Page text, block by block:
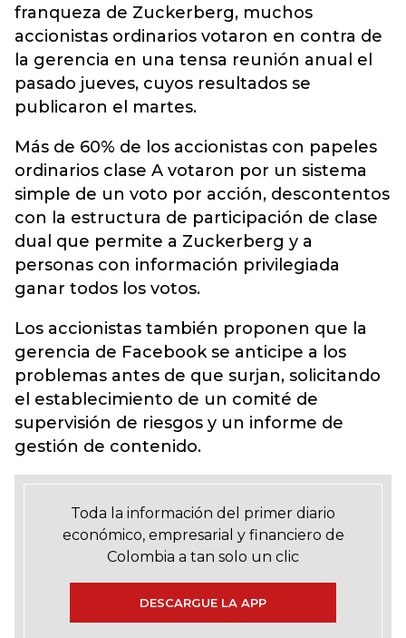
franqueza de Zuckerberg, muchos
accionistas ordinarios votaron en contra de
la gerencia en una tensa reunión anual el
pasado jueves, cuyos resultados se
publicaron el martes.
Más de 60% de los accionistas con papeles
ordinarios clase A votaron por un sistema
simple de un voto por acción, descontentos
con la estructura de participación de clase
dual que permite a Zuckerberg y a
personas con información privilegiada
ganar todos los votos.
Los accionistas también proponen que la
gerencia de Facebook se anticipe a los
problemas antes de que surjan, solicitando
el establecimiento de un comité de
supervisión de riesgos y un informe de
gestión de contenido.
Toda la información del primer diario
económico, empresarial y financiero de
Colombia a tan solo un clic
DESCARGUE LA APP